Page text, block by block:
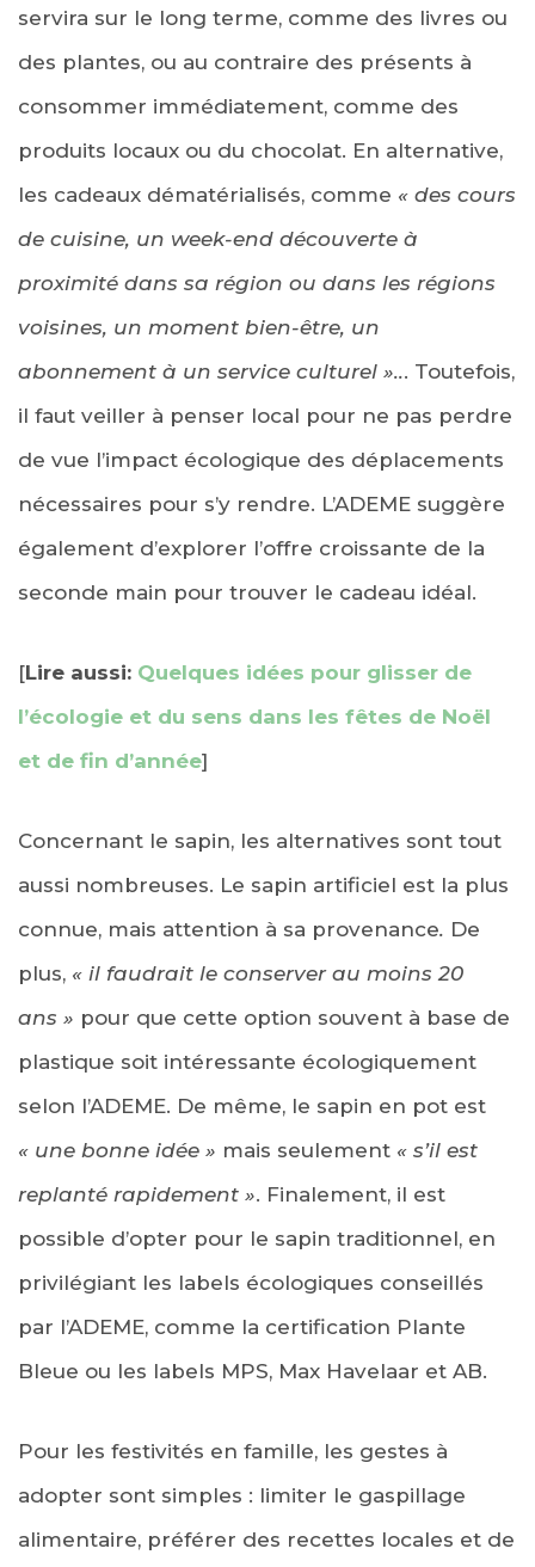
servira sur le long terme, comme des livres ou
des plantes, ou au contraire des présents à
consommer immédiatement, comme des
produits locaux ou du chocolat. En alternative,
les cadeaux dématérialisés, comme « des cours
de cuisine, un week-end découverte à
proximité dans sa région ou dans les régions
voisines, un moment bien-être, un
abonnement à un service culturel »... Toutefois,
il faut veiller à penser local pour ne pas perdre
de vue l’impact écologique des déplacements
nécessaires pour s’y rendre. L’ADEME suggère
également d’explorer l’offre croissante de la
seconde main pour trouver le cadeau idéal.
[Lire aussi: Quelques idées pour glisser de
l’écologie et du sens dans les fêtes de Noël
et de fin d’année]
Concernant le sapin, les alternatives sont tout
aussi nombreuses. Le sapin artificiel est la plus
connue, mais attention à sa provenance. De
plus, « il faudrait le conserver au moins 20
ans » pour que cette option souvent à base de
plastique soit intéressante écologiquement
selon l’ADEME. De même, le sapin en pot est
« une bonne idée » mais seulement « s’il est
replanté rapidement ». Finalement, il est
possible d’opter pour le sapin traditionnel, en
privilégiant les labels écologiques conseillés
par l’ADEME, comme la certification Plante
Bleue ou les labels MPS, Max Havelaar et AB.
Pour les festivités en famille, les gestes à
adopter sont simples : limiter le gaspillage
alimentaire, préférer des recettes locales et de